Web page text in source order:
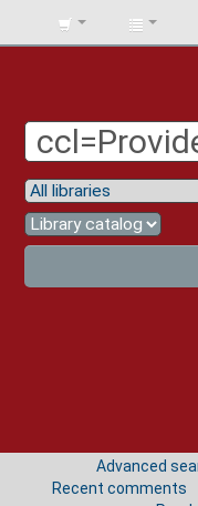
BIBLIOTECA
Advanced
Recent comments